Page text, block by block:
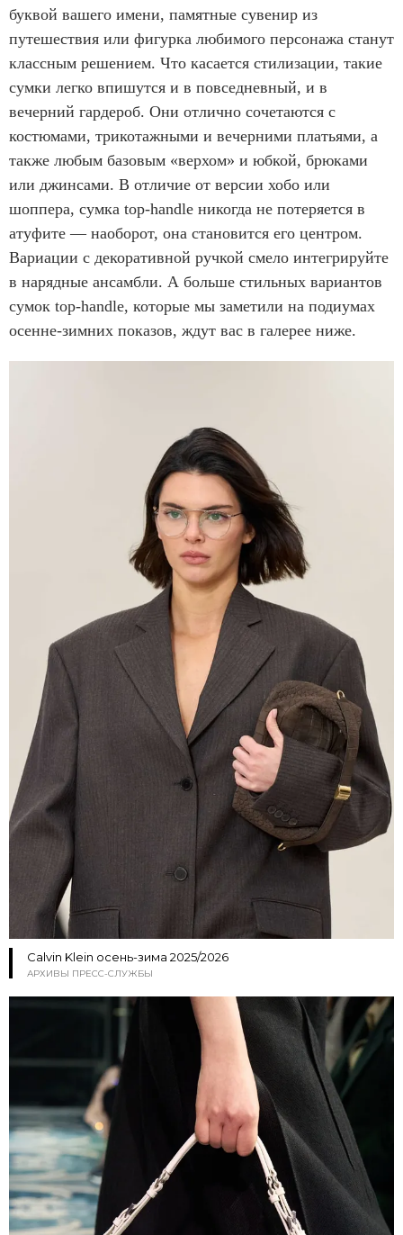
буквой вашего имени, памятные сувенир из
путешествия или фигурка любимого персонажа станут
классным решением. Что касается стилизации, такие
сумки легко впишутся и в повседневный, и в
вечерний гардероб. Они отлично сочетаются с
костюмами, трикотажными и вечерними платьями, а
также любым базовым «верхом» и юбкой, брюками
или джинсами. В отличие от версии хобо или
шоппера, сумка top-handle никогда не потеряется в
атуфите — наоборот, она становится его центром.
Вариации с декоративной ручкой смело интегрируйте
в нарядные ансамбли. А больше стильных вариантов
сумок top-handle, которые мы заметили на подиумах
осенне-зимних показов, ждут вас в галерее ниже.
Calvin Klein осень-зима 2025/2026
АРХИВЫ ПРЕСС-СЛУЖБЫ